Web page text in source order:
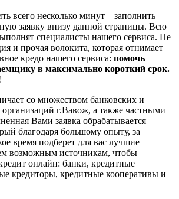
всего несколько минут – заполнить
заявку внизу данной страницы. Всю
специалисты нашего сервиса. Не
и прочая волокита, которая отнимает
кредо нашего сервиса: помочь
в максимально короткий срок.
со множеством банковских и
г.Вавож, а также частными
Вами заявка обрабатывается
благодаря большому опыту, за
время подберет для вас лучшие
возможным источникам, чтобы
онлайн: банки, кредитные
кредиторы, кредитные кооперативы и